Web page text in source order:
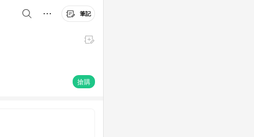
筆記
搶購